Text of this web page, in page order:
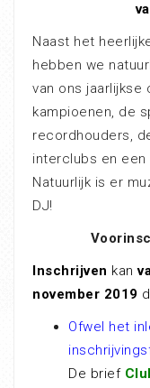
Naast het
hebben we
van ons jaarlijkse
kampioenen, de
recordhouders,
interclubs en
Natuurlijk is er
DJ!
Inschrijven kan
november 2019
Ofwel het
De brief